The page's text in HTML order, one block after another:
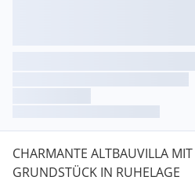
CHARMANTE ALTBAUVILLA
GRUNDSTÜCK IN RUHELAGE